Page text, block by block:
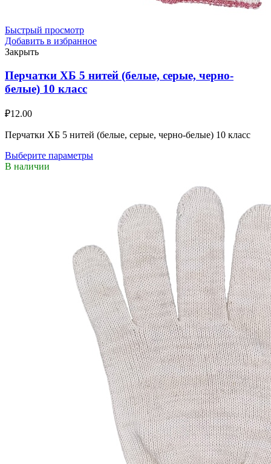
Быстрый просмотр
Добавить в избранное
Закрыть
Перчатки ХБ 5 нитей (белые, серые, черно-
белые) 10 класс
₽12.00
Перчатки ХБ 5 нитей (белые, серые, черно-белые) 10 класс
Выберите параметры
В наличии